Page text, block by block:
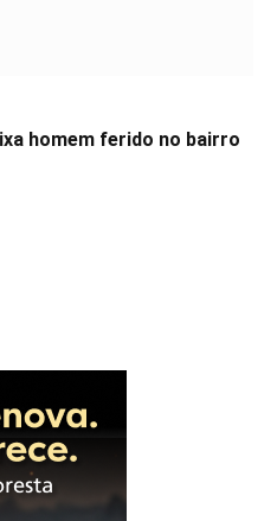
homem ferido no bairro